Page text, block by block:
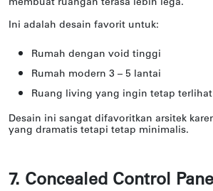
membuat ruangan terasa lebih lega.
Ini adalah desain favorit untuk:
Rumah dengan void tinggi
Rumah modern 3 – 5 lantai
Ruang living yang ingin tetap
Desain ini sangat difavoritkan arsitek
yang dramatis tetapi tetap minimalis.
7. Concealed Control